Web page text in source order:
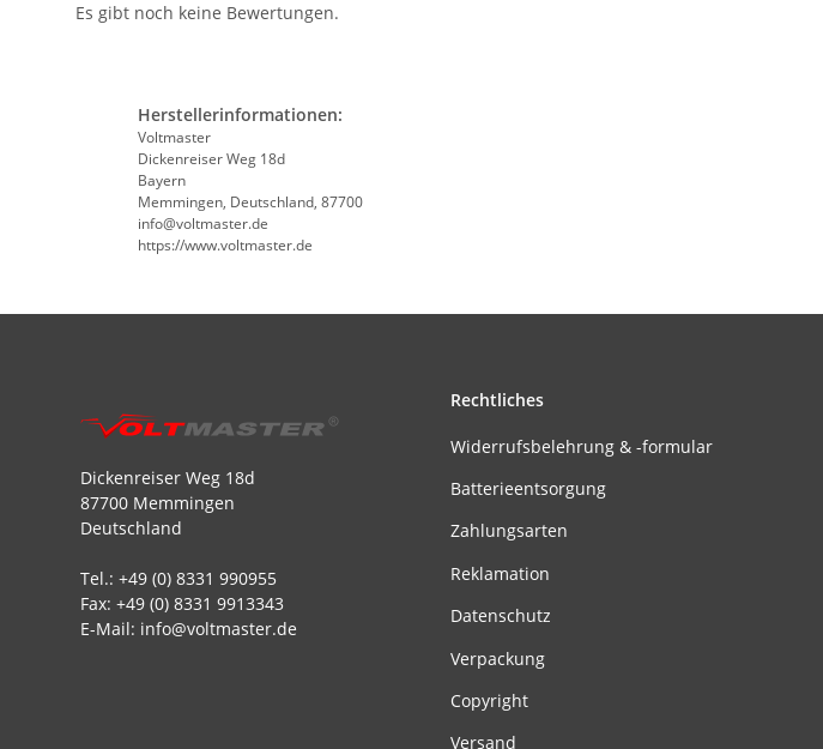
Es gibt noch keine Bewertungen.
Herstellerinformationen:
Voltmaster
Dickenreiser Weg 18d
Bayern
Memmingen, Deutschland, 87700
info@voltmaster.de
https://www.voltmaster.de
Dickenreiser Weg 18d
87700 Memmingen
Deutschland
Tel.: +49 (0) 8331 990955
Fax: +49 (0) 8331 9913343
E-Mail: info@voltmaster.de
Rechtliches
Widerrufsbelehrung & -formular
Batterieentsorgung
Zahlungsarten
Reklamation
Datenschutz
Verpackung
Copyright
Versand